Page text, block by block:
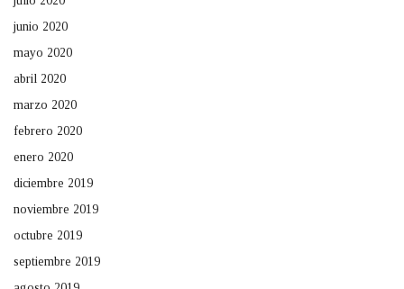
junio 2020
mayo 2020
abril 2020
marzo 2020
febrero 2020
enero 2020
diciembre 2019
noviembre 2019
octubre 2019
septiembre 2019